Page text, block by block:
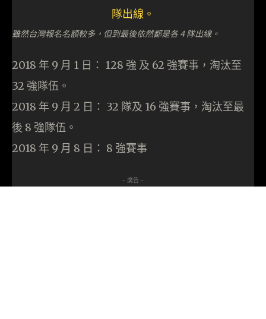
雖然台灣報名名額較多，但到最後依然都是各 4 隊出線。
2018 年 9 月 1 日： 128 強 及 62 強賽事，淘汰至
32 強隊伍。
2018 年 9 月 2 日： 32 隊及 16 強賽事，淘汰至最
後 8 強隊伍。
2018 年 9 月 8 日： 8 強賽事
- 廣告 -